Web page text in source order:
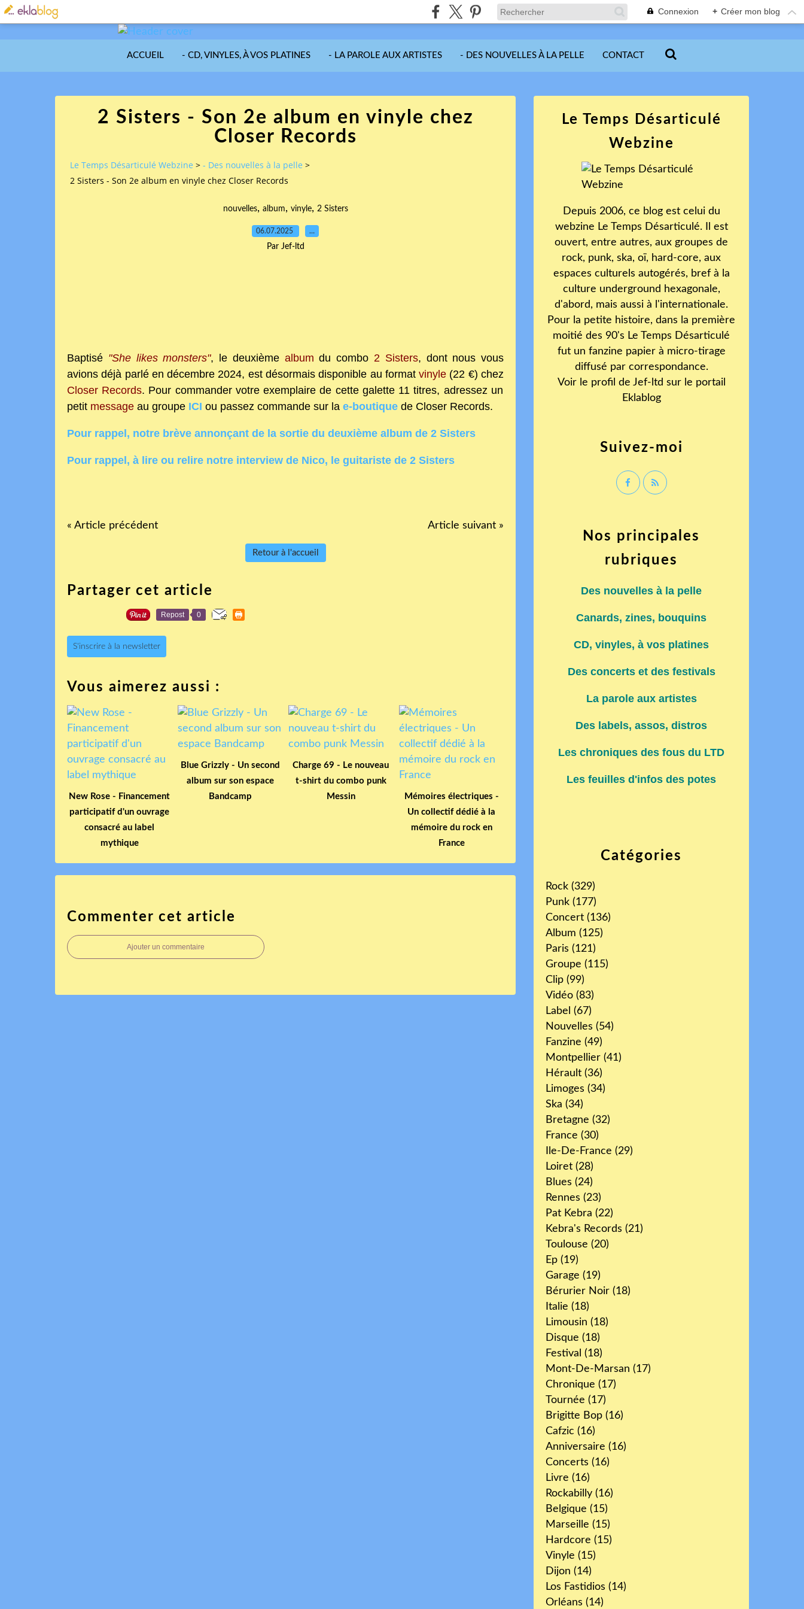
Connexion + Créer mon blog
ACCUEIL - CD, VINYLES, À VOS PLATINES - LA PAROLE AUX ARTISTES - DES NOUVELLES À LA PELLE CONTACT
2 Sisters - Son 2e album en vinyle chez
Closer Records
Le Temps Désarticulé Webzine > - Des nouvelles à la pelle >
2 Sisters - Son 2e album en vinyle chez Closer Records
nouvelles, album, vinyle, 2 Sisters
06.07.2025 …
Par Jef-ltd
Baptisé "She likes monsters", le deuxième album du combo 2 Sisters, dont nous vous
avions déjà parlé en décembre 2024, est désormais disponible au formatvinyle (22 €) chez
Closer Records. Pour commander votre exemplaire de cette galette 11 titres, adressez un
petit message au groupe ICI ou passez commande sur la e-boutique de Closer Records.
Pour rappel, notre brève annonçant de la sortie du deuxième album de 2 Sisters
Pour rappel, à lire ou relire notre interview de Nico, le guitariste de 2 Sisters
« Article précédent Article suivant »
Retour à l'accueil
Partager cet article
Repost 0
S'inscrire à la newsletter
Vous aimerez aussi :
New Rose - Financement
participatif d'un ouvrage
consacré au label
mythique
Blue Grizzly - Un second
album sur son espace
Bandcamp
Charge 69 - Le nouveau
t-shirt du combo punk
Messin
Mémoires électriques -
Un collectif dédié à la
mémoire du rock en
France
Commenter cet article
Ajouter un commentaire
Catégories
Rock (329)
Punk (177)
Concert (136)
Album (125)
Paris (121)
Groupe (115)
Clip (99)
Vidéo (83)
Label (67)
Nouvelles (54)
Fanzine (49)
Montpellier (41)
Hérault (36)
Limoges (34)
Ska (34)
Bretagne (32)
France (30)
Ile-De-France (29)
Loiret (28)
Blues (24)
Rennes (23)
Pat Kebra (22)
Kebra's Records (21)
Toulouse (20)
Ep (19)
Garage (19)
Bérurier Noir (18)
Italie (18)
Limousin (18)
Disque (18)
Festival (18)
Mont-De-Marsan (17)
Chronique (17)
Tournée (17)
Brigitte Bop (16)
Cafzic (16)
Anniversaire (16)
Concerts (16)
Livre (16)
Rockabilly (16)
Belgique (15)
Marseille (15)
Hardcore (15)
Vinyle (15)
Dijon (14)
Los Fastidios (14)
Orléans (14)
Le Temps Désarticulé
Webzine
Depuis 2006, ce blog est celui du
webzine Le Temps Désarticulé. Il est
ouvert, entre autres, aux groupes de
rock, punk, ska, oï, hard-core, aux
espaces culturels autogérés, bref à la
culture underground hexagonale,
d'abord, mais aussi à l'internationale.
Pour la petite histoire, dans la première
moitié des 90's Le Temps Désarticulé
fut un fanzine papier à micro-tirage
diffusé par correspondance.
Voir le profil de Jef-ltd sur le portail
Eklablog
Suivez-moi
Nos principales
rubriques
Des nouvelles à la pelle
Canards, zines, bouquins
CD, vinyles, à vos platines
Des concerts et des festivals
La parole aux artistes
Des labels, assos, distros
Les chroniques des fous du LTD
Les feuilles d'infos des potes